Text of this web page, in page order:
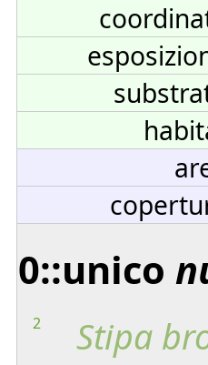
0::unico
2 Stipa